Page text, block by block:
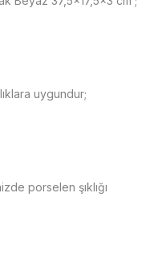
uygundur;
porselen şıklığı